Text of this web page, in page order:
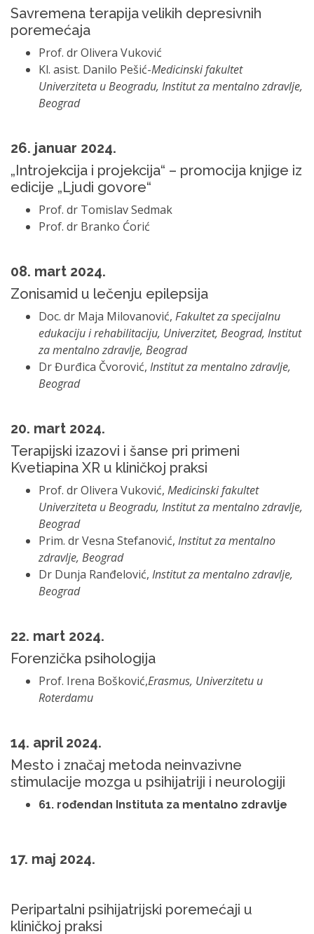
Savremena terapija velikih depresivnih
poremećaja
Prof. dr Olivera Vuković
Kl. asist. Danilo Pešić-Medicinski fakultet
Univerziteta u Beogradu, Institut za mentalno zdravlje,
Beograd
26. januar 2024.
„Introjekcija i projekcija“ – promocija knjige iz
edicije „Ljudi govore“
Prof. dr Tomislav Sedmak
Prof. dr Branko Ćorić
08. mart 2024.
Zonisamid u lečenju epilepsija
Doc. dr Maja Milovanović, Fakultet za specijalnu
edukaciju i rehabilitaciju, Univerzitet, Beograd, Institut
za mentalno zdravlje, Beograd
Dr Đurđica Čvorović, Institut za mentalno zdravlje,
Beograd
20. mart 2024.
Terapijski izazovi i šanse pri primeni
Kvetiapina XR u kliničkoj praksi
Prof. dr Olivera Vuković, Medicinski fakultet
Univerziteta u Beogradu, Institut za mentalno zdravlje,
Beograd
Prim. dr Vesna Stefanović, Institut za mentalno
zdravlje, Beograd
Dr Dunja Ranđelović, Institut za mentalno zdravlje,
Beograd
22. mart 2024.
Forenzička psihologija
Prof. Irena Bošković,Erasmus, Univerzitetu u
Roterdamu
14. april 2024.
Mesto i značaj metoda neinvazivne
stimulacije mozga u psihijatriji i neurologiji
61. rođendan Instituta za mentalno zdravlje
17. maj 2024.
Peripartalni psihijatrijski poremećaji u
kliničkoj praksi